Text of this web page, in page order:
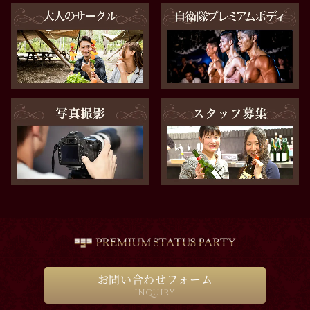
お問い合わせフォーム
INQUIRY